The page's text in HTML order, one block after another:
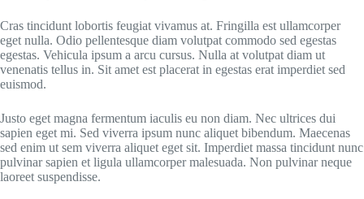
Cras tincidunt lobortis feugiat vivamus at. Fringilla est ullamcorper
eget nulla. Odio pellentesque diam volutpat commodo sed egestas
egestas. Vehicula ipsum a arcu cursus. Nulla at volutpat diam ut
venenatis tellus in. Sit amet est placerat in egestas erat imperdiet sed
euismod.
Justo eget magna fermentum iaculis eu non diam. Nec ultrices dui
sapien eget mi. Sed viverra ipsum nunc aliquet bibendum. Maecenas
sed enim ut sem viverra aliquet eget sit. Imperdiet massa tincidunt nunc
pulvinar sapien et ligula ullamcorper malesuada. Non pulvinar neque
laoreet suspendisse.